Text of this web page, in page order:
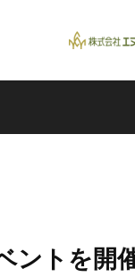
ントを開